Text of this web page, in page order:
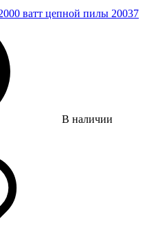
ватт цепной пилы 20037
В наличии